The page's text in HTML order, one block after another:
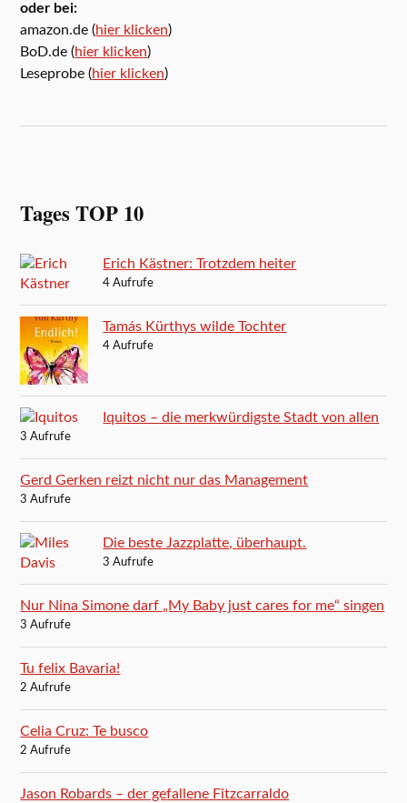
oder bei:
amazon.de (hier klicken)
BoD.de (hier klicken)
Leseprobe (hier klicken)
Tages TOP 10
Erich Kästner: Trotzdem heiter
4 Aufrufe
Tamás Kürthys wilde Tochter
4 Aufrufe
Iquitos – die merkwürdigste Stadt von allen
3 Aufrufe
Gerd Gerken reizt nicht nur das Management
3 Aufrufe
Die beste Jazzplatte, überhaupt.
3 Aufrufe
Nur Nina Simone darf „My Baby just cares for me“ singen
3 Aufrufe
Tu felix Bavaria!
2 Aufrufe
Celia Cruz: Te busco
2 Aufrufe
Jason Robards – der gefallene Fitzcarraldo